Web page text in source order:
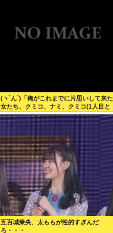
(ヽ´ん`)「俺がこれまでに片思いして来た
女たち、クミコ、ナミ、クミコ(1人目と
は別人、タミヨ、カオリ、ユカリ…」
五百城茉央、太ももが性的すぎんだ
ろ・・・